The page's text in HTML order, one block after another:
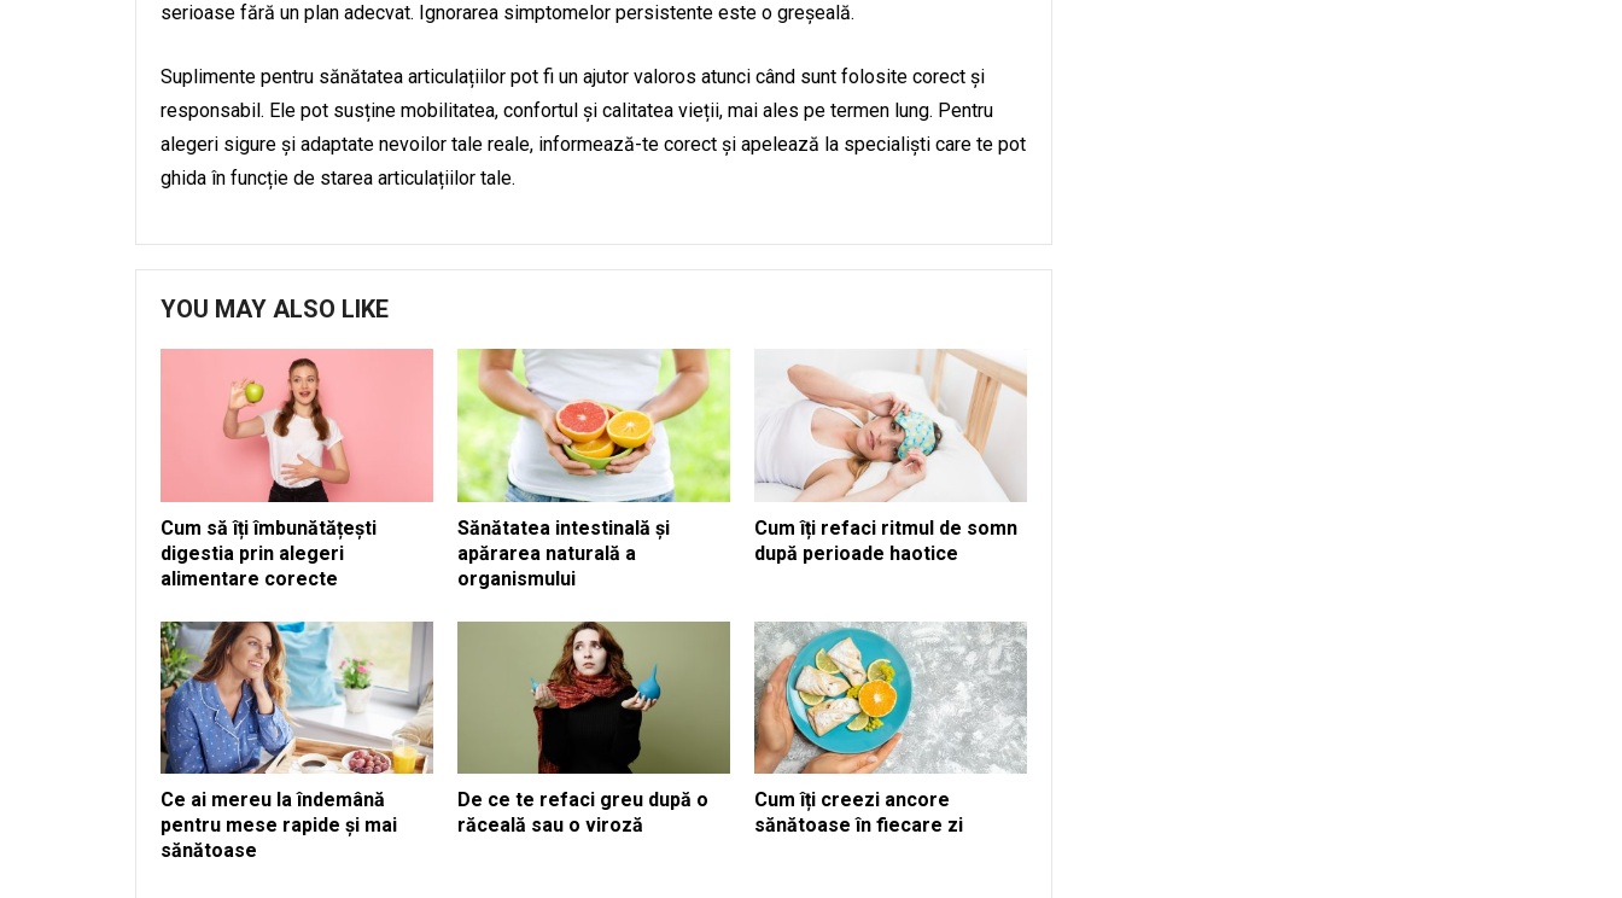
serioase fără un plan adecvat. Ignorarea simptomelor persistente este o greșeală.
Suplimente pentru sănătatea articulațiilor pot fi un ajutor valoros atunci când sunt folosite corect și
responsabil. Ele pot susține mobilitatea, confortul și calitatea vieții, mai ales pe termen lung. Pentru
alegeri sigure și adaptate nevoilor tale reale, informează-te corect și apelează la specialiști care te pot
ghida în funcție de starea articulațiilor tale.
YOU MAY ALSO LIKE
Cum să îți îmbunătățești
digestia prin alegeri
alimentare corecte
Sănătatea intestinală și
apărarea naturală a
organismului
Cum îți refaci ritmul de somn
după perioade haotice
Ce ai mereu la îndemână
pentru mese rapide și mai
sănătoase
De ce te refaci greu după o
răceală sau o viroză
Cum îți creezi ancore
sănătoase în fiecare zi